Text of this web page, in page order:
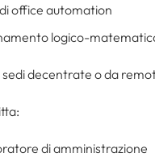
office automation
logico-
decentrate o da
di amministrazione